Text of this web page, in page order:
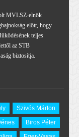
MVLSZ-elnök
előtt, hogy
teljes
az STB
biztosítja.
Szivós Márton
Biros Péter